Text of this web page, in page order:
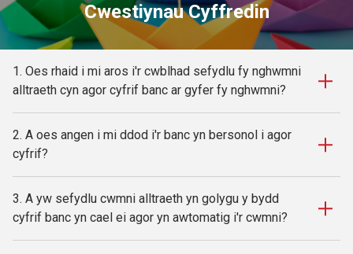
Cwestiynau Cyffredin
1. Oes rhaid i mi aros i'r cwblhad sefydlu fy nghwmni
alltraeth cyn agor cyfrif banc ar gyfer fy nghwmni?
2. A oes angen i mi ddod i'r banc yn bersonol i agor
cyfrif?
3. A yw sefydlu cwmni alltraeth yn golygu y bydd
cyfrif banc yn cael ei agor yn awtomatig i'r cwmni?